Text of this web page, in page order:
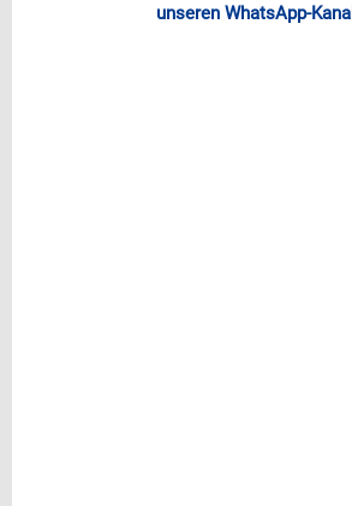
unseren WhatsApp-Kanal